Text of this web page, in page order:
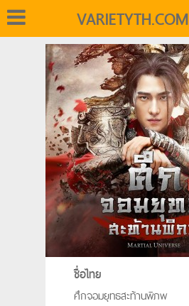
VARIETYTH.COM
ชื่อไทย
ศึกจอมยุทธสะท้านพิภพ